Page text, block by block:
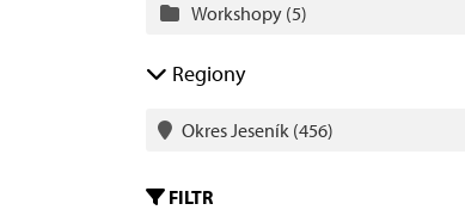
Workshopy (5)
Regiony
Okres Jeseník (456)
FILTR